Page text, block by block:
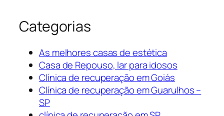
Categorias
As melhores casas de estética
Casa de Repouso, lar para idosos
Clínica de recuperação em Goiás
Clínica de recuperação em Guarulhos –
SP